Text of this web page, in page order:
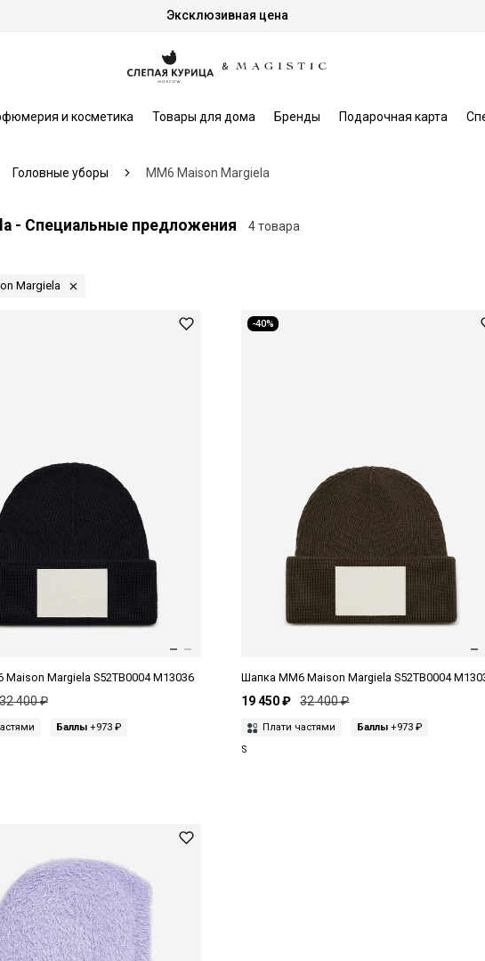
Эксклюзивная цена
и косметика Товары для дома Бренды Подарочная карта
Головные уборы MM6 Maison Margiela
- Специальные предложения 4 товара
Margiela
Maison Margiela S52TB0004 M13036
32 400 ₽
Баллы +973 ₽
-40%
Шапка MM6 Maison Margiela S52TB0004
19 450 ₽ 32 400 ₽
Плати частями Баллы +973 ₽
S